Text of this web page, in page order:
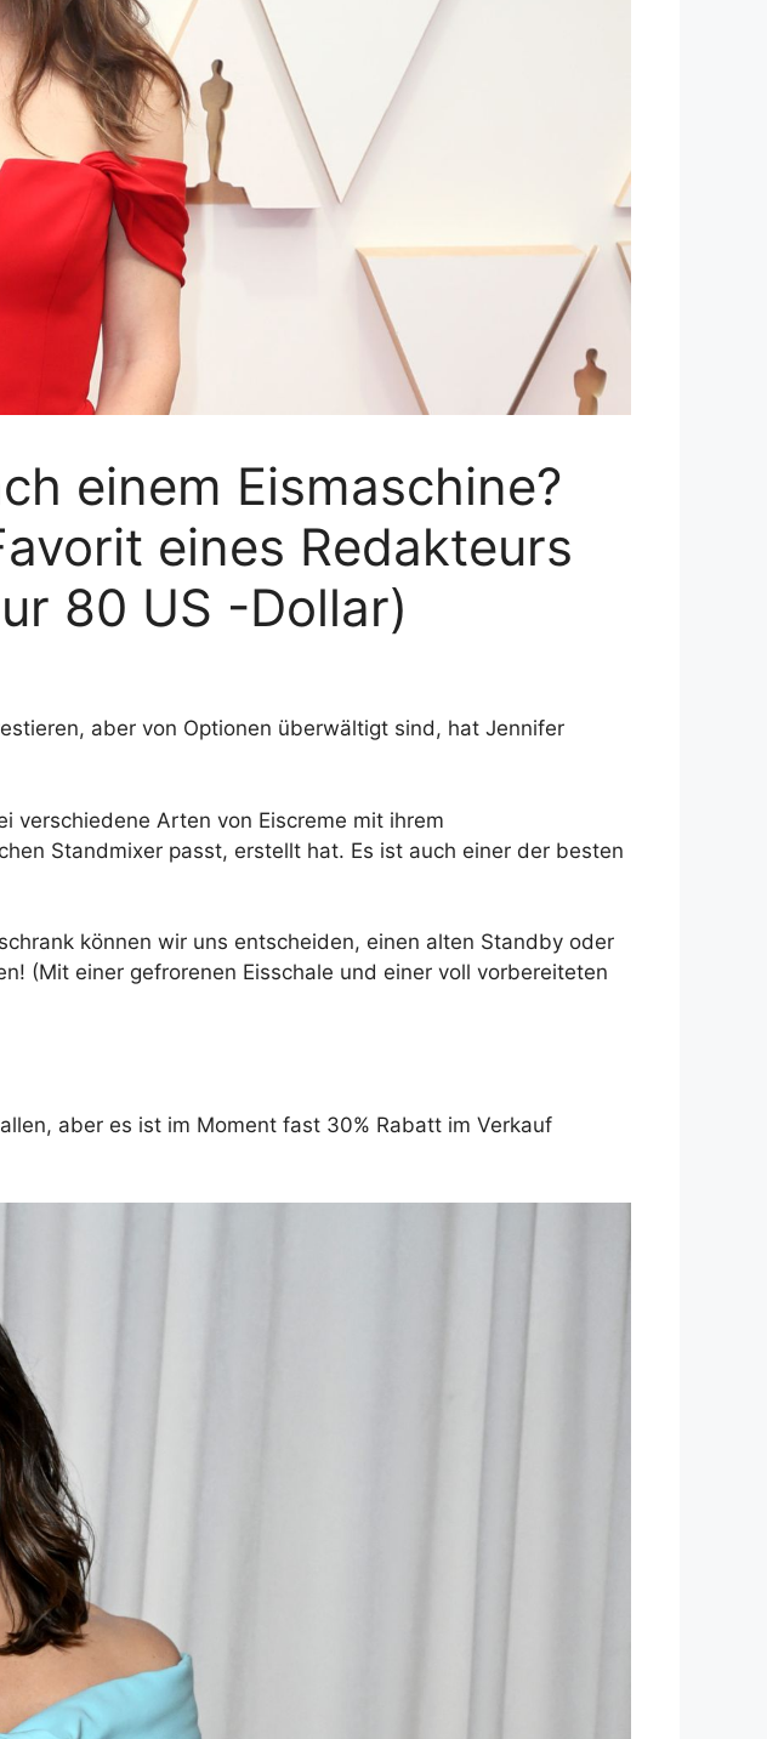
einem Eismaschine?
eines Redakteurs
80 US -Dollar)
aber von Optionen überwältigt sind, hat Jennifer
verschiedene Arten von Eiscreme mit ihrem
Standmixer passt, erstellt hat. Es ist auch einer der besten
können wir uns entscheiden, einen alten Standby oder
(Mit einer gefrorenen Eisschale und einer voll vorbereiteten
aber es ist im Moment fast 30% Rabatt im Verkauf